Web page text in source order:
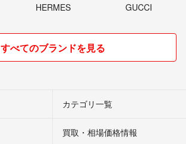
HERMES GUCCI
すべてのブランドを見る
カテゴリ一覧
買取・相場価格情報